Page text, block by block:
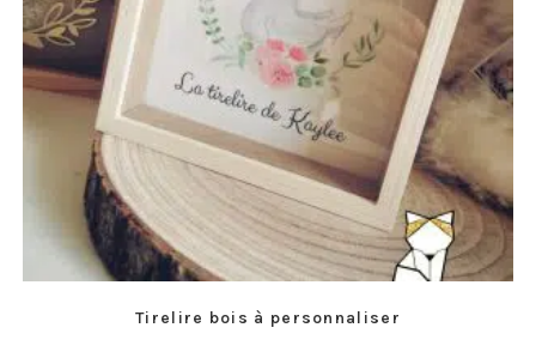
Tirelire bois à personnaliser